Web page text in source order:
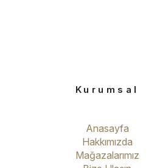
Kurumsal
Anasayfa
Hakkımızda
Mağazalarımız